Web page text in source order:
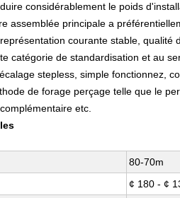
considérablement le poids
assemblée principale a
courante stable, qualité
catégorie de standardisation et au
stepless, simple fonctionnez,
de forage perçage telle que le
etc.
80-70m
¢ 180 - ¢